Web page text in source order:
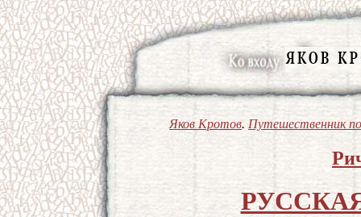
Яков Кротов. Путешественник